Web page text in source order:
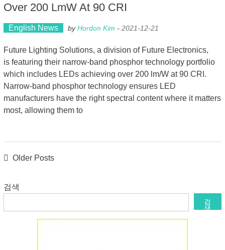
Over 200 LmW At 90 CRI
English News byHordon Kim - 2021-12-21
Future Lighting Solutions, a division of Future Electronics,
is featuring their narrow-band phosphor technology portfolio
which includes LEDs achieving over 200 lm/W at 90 CRI.
Narrow-band phosphor technology ensures LED
manufacturers have the right spectral content where it matters
most, allowing them to
Posts
Older Posts
검색
검
색